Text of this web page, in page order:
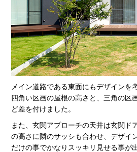
メイン道路である東面にもデザインを考
四角い区画の屋根の高さと、三角の区
ど差を付けました。
また、玄関アプローチの天井は玄関ド
の高さに隣のサッシも合わせ、デザイ
だけの事でかなりスッキリ見せる事が